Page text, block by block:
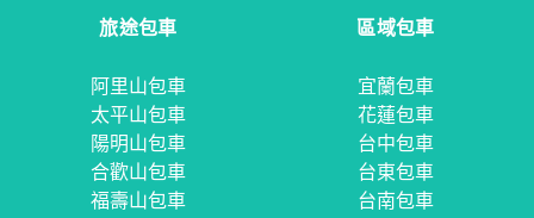
旅途包車
阿里山包車
太平山包車
陽明山包車
合歡山包車
福壽山包車
區域包車
宜蘭包車
花蓮包車
台中包車
台東包車
台南包車